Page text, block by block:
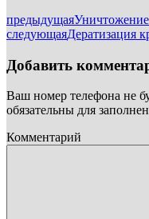
предыдущая
следующаяДератизация
Добавить
Ваш номер телефона не
обязательны для
Комментарий